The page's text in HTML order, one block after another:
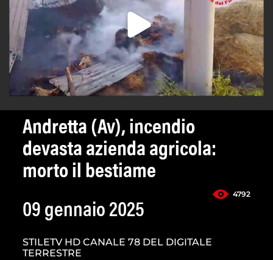
Andretta (Av), incendio
devasta azienda agricola:
morto il bestiame
4792
09 gennaio 2025
STILETV HD CANALE 78 DEL DIGITALE
TERRESTRE